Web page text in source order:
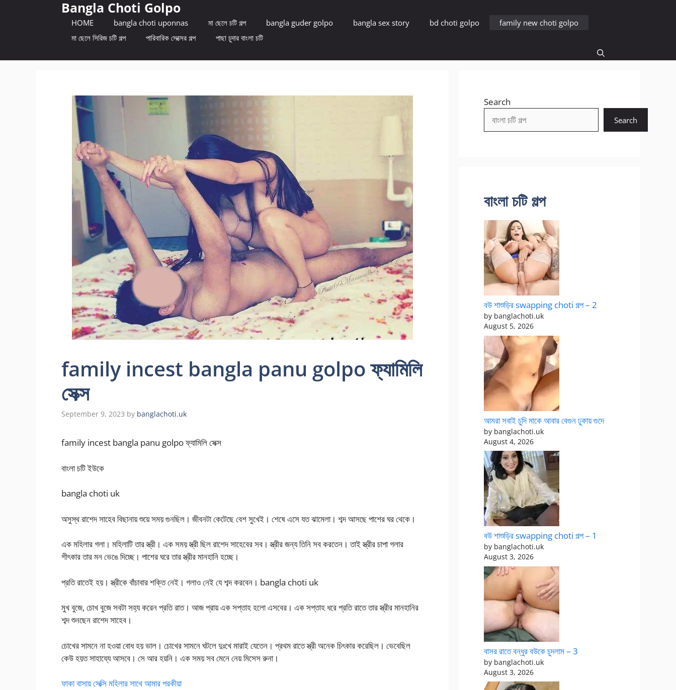
Bangla Choti Golpo
HOME bangla choti uponnas মা ছেলে চটি গল্প bangla guder golpo bangla sex story bd choti golpo
family new choti golpo
মা ছেলে সিরিজ চটি গল্প
পারিবারিক সেক্সের গল্প পাছা চুদার বাংলা চটি
family incest bangla panu golpo ফ্যামিলি
সেক্স
September 9, 2023 by banglachoti.uk
family incest bangla panu golpo ফ্যামিলি সেক্স
বাংলা চটি ইউকে
bangla choti uk
অসুস্থ রাশেদ সাহেব বিছানায় শুয়ে সময় গুনছিল। জীবনটা কেটেছে বেশ সুখেই। শেষে এসে যত ঝামেলা। শব্দ আসছে পাশের ঘর থেকে।
এক মহিলার গলা। মহিলাটি তার স্ত্রী। এক সময় স্ত্রী ছিল রাশেদ সাহেবের সব। স্ত্রীর জন্য তিনি সব করতেন। তাই স্ত্রীর চাপা গলার
শীৎকার তার মন ভেঙে দিচ্ছে। পাশের ঘরে তার স্ত্রীর মানহানি হচ্ছে।
প্রতি রাতেই হয়। স্ত্রীকে বাঁচাবার শক্তি নেই। গলাও নেই যে শব্দ করবেন। bangla choti uk
মুখ বুজে, চোখ বুজে সবটা সহ্য করেন প্রতি রাত। আজ প্রায় এক সপ্তাহ হলো এসবের। এক সপ্তাহ ধরে প্রতি রাতে তার স্ত্রীর মানহানির
শব্দ শুনছেন রাশেদ সাহেব।
চোখের সামনে না হওয়া বোধ হয় ভাল। চোখের সামনে ঘটলে দুঃখে মারাই যেতেন। প্রথম রাতে স্ত্রী অনেক চিৎকার করেছিল। ভেবেছিল
কেউ হয়ত সাহায্যে আসবে। সে আর হয়নি। এক সময় সব মেনে নেয় মিসেস রুনা।
ফাকা বাসায় সেক্সি মহিলার সাথে আমার পরকীয়া
Search
Search
বাংলা চটি গল্প
বউ শাশুড়ির swapping choti গল্প – 2
by banglachoti.uk
August 5, 2026
আমরা সবাই চুদি মাকে আবার বেগুন ঢুকায় গুদে
by banglachoti.uk
August 4, 2026
বউ শাশুড়ির swapping choti গল্প – 1
by banglachoti.uk
August 3, 2026
বাসর রাতে বন্ধুর বউকে চুদলাম – 3
by banglachoti.uk
August 3, 2026